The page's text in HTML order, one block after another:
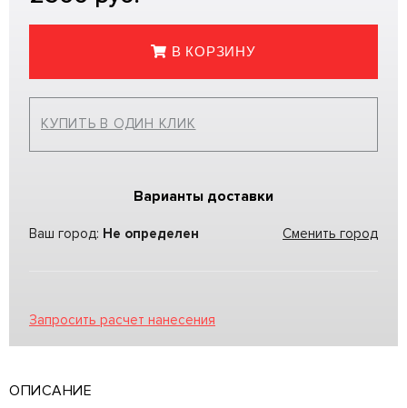
В КОРЗИНУ
КУПИТЬ В ОДИН КЛИК
Варианты доставки
Ваш город: Не определен Сменить город
Запросить расчет нанесения
ОПИСАНИЕ